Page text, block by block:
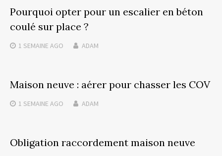
Pourquoi opter pour un escalier en béton
coulé sur place ?
1 SEMAINE AGO ADAM
Maison neuve : aérer pour chasser les COV
1 SEMAINE AGO ADAM
Obligation raccordement maison neuve